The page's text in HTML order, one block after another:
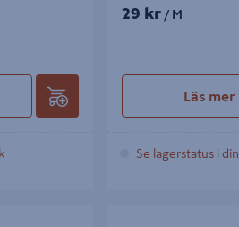
29 kr / M
Läs mer
Se lagerstatus i